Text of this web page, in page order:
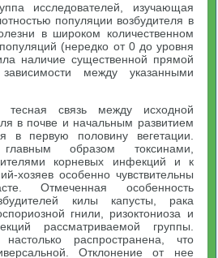
исследователей, изучающая
популяции возбудителя в
в широком количественном
(нередко от 0 до уровня
наличие существенной прямой
между указанными
связь между исходной
в почве и начальным развитием
в первую половину вегетации.
образом токсинами,
корневых инфекций и к
хозяев особенно чувствительны
Отмеченная особенность
килы капусты, рака
гнили, ризоктониоза и
рассматриваемой группы.
распространена, что
Отклонение от нее